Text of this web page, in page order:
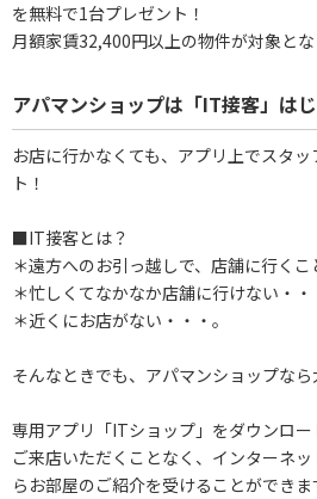
を無料で1台プレゼント！
月額家賃32,400円以上の物件が対象とな
アパマンショップは「IT接客」は
お店に行かなくても、アプリ上でスタ
ト！
■IT接客とは？
＊遠方へのお引っ越しで、店舗に行くこ
＊忙しくてなかなか店舗に行けない・・
＊近くにお店がない・・・。
そんなときでも、アパマンショップなら
専用アプリ「ITショップ」をダウンロ
ご来店いただくことなく、インターネ
らお部屋のご紹介を受けることができま